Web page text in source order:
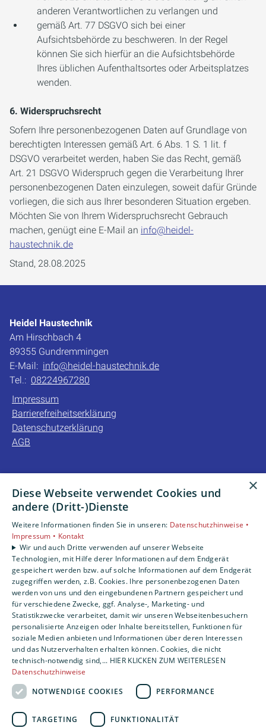
anderen Verantwortlichen zu verlangen und
gemäß Art. 77 DSGVO sich bei einer
Aufsichtsbehörde zu beschweren. In der Regel
können Sie sich hierfür an die Aufsichtsbehörde
Ihres üblichen Aufenthaltsortes oder Arbeitsplatzes
wenden.
6. Widerspruchsrecht
Sofern Ihre personenbezogenen Daten auf Grundlage von
berechtigten Interessen gemäß Art. 6 Abs. 1 S. 1 lit. f
DSGVO verarbeitet werden, haben Sie das Recht, gemäß
Art. 21 DSGVO Widerspruch gegen die Verarbeitung Ihrer
personenbezogenen Daten einzulegen, soweit dafür Gründe
vorliegen, die sich aus Ihrer besonderen Situation ergeben.
Möchten Sie von Ihrem Widerspruchsrecht Gebrauch
machen, genügt eine E-Mail an info@heidel-
haustechnik.de
Stand, 28.08.2025
Heidel Haustechnik
Am Hirschbach 4
89355 Gundremmingen
E-Mail: info@heidel-haustechnik.de
Tel.: 08224967280
Impressum
Barrierefreiheitserklärung
Datenschutzerklärung
AGB
Privatkunden
Gewerbekunden
Karriere
Unternehmen
Kontakt
×
Diese Webseite verwendet Cookies und
andere (Dritt-)Dienste
Weitere Informationen finden Sie in unseren: Datenschutzhinweise •
Impressum • Kontakt
Wir und auch Dritte verwenden auf unserer Webseite
Technologien, mit Hilfe derer Informationen auf dem Endgerät
gespeichert werden bzw. auf solche Informationen auf dem Endgerät
zugegriffen werden, z.B. Cookies. Ihre personenbezogenen Daten
werden von uns und den eingebundenen Partnern gespeichert und
für verschiedene Zwecke, ggf. Analyse-, Marketing- und
Statistikzwecke verarbeitet, damit wir unseren Webseitenbesuchern
personalisierte Anzeigen oder Inhalte bereitstellen, Funktionen für
soziale Medien anbieten und Informationen über deren Interessen
und das Nutzerverhalten erhalten können. Cookies, die nicht
technisch-notwendig sind,... HIER KLICKEN ZUM WEITERLESEN
Datenschutzhinweise
NOTWENDIGE COOKIES
PERFORMANCE
TARGETING FUNKTIONALITÄT